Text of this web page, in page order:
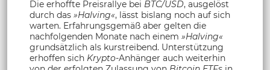
Die erhoffte Preisrallye bei BTC/USD, ausgelöst
durch das »Halving«, lässt bislang noch auf sich
warten. Erfahrungsgemäß aber gelten die
nachfolgenden Monate nach einem »Halving«
grundsätzlich als kurstreibend. Unterstützung
erhoffen sich Krypto-Anhänger auch weiterhin